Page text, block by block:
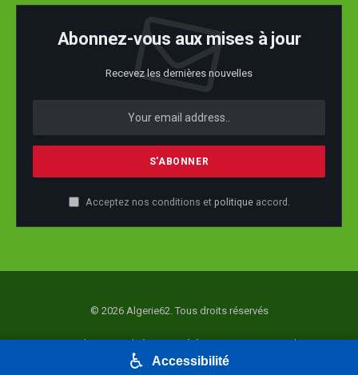
Abonnez-vous aux mises à jour
Recevez les dernières nouvelles
Acceptez nos conditions et politiqueaccord.
© 2026 Algerie62. Tous droits réservés
Accueil Actualité Société Economie Politique
♿ Accessibilité